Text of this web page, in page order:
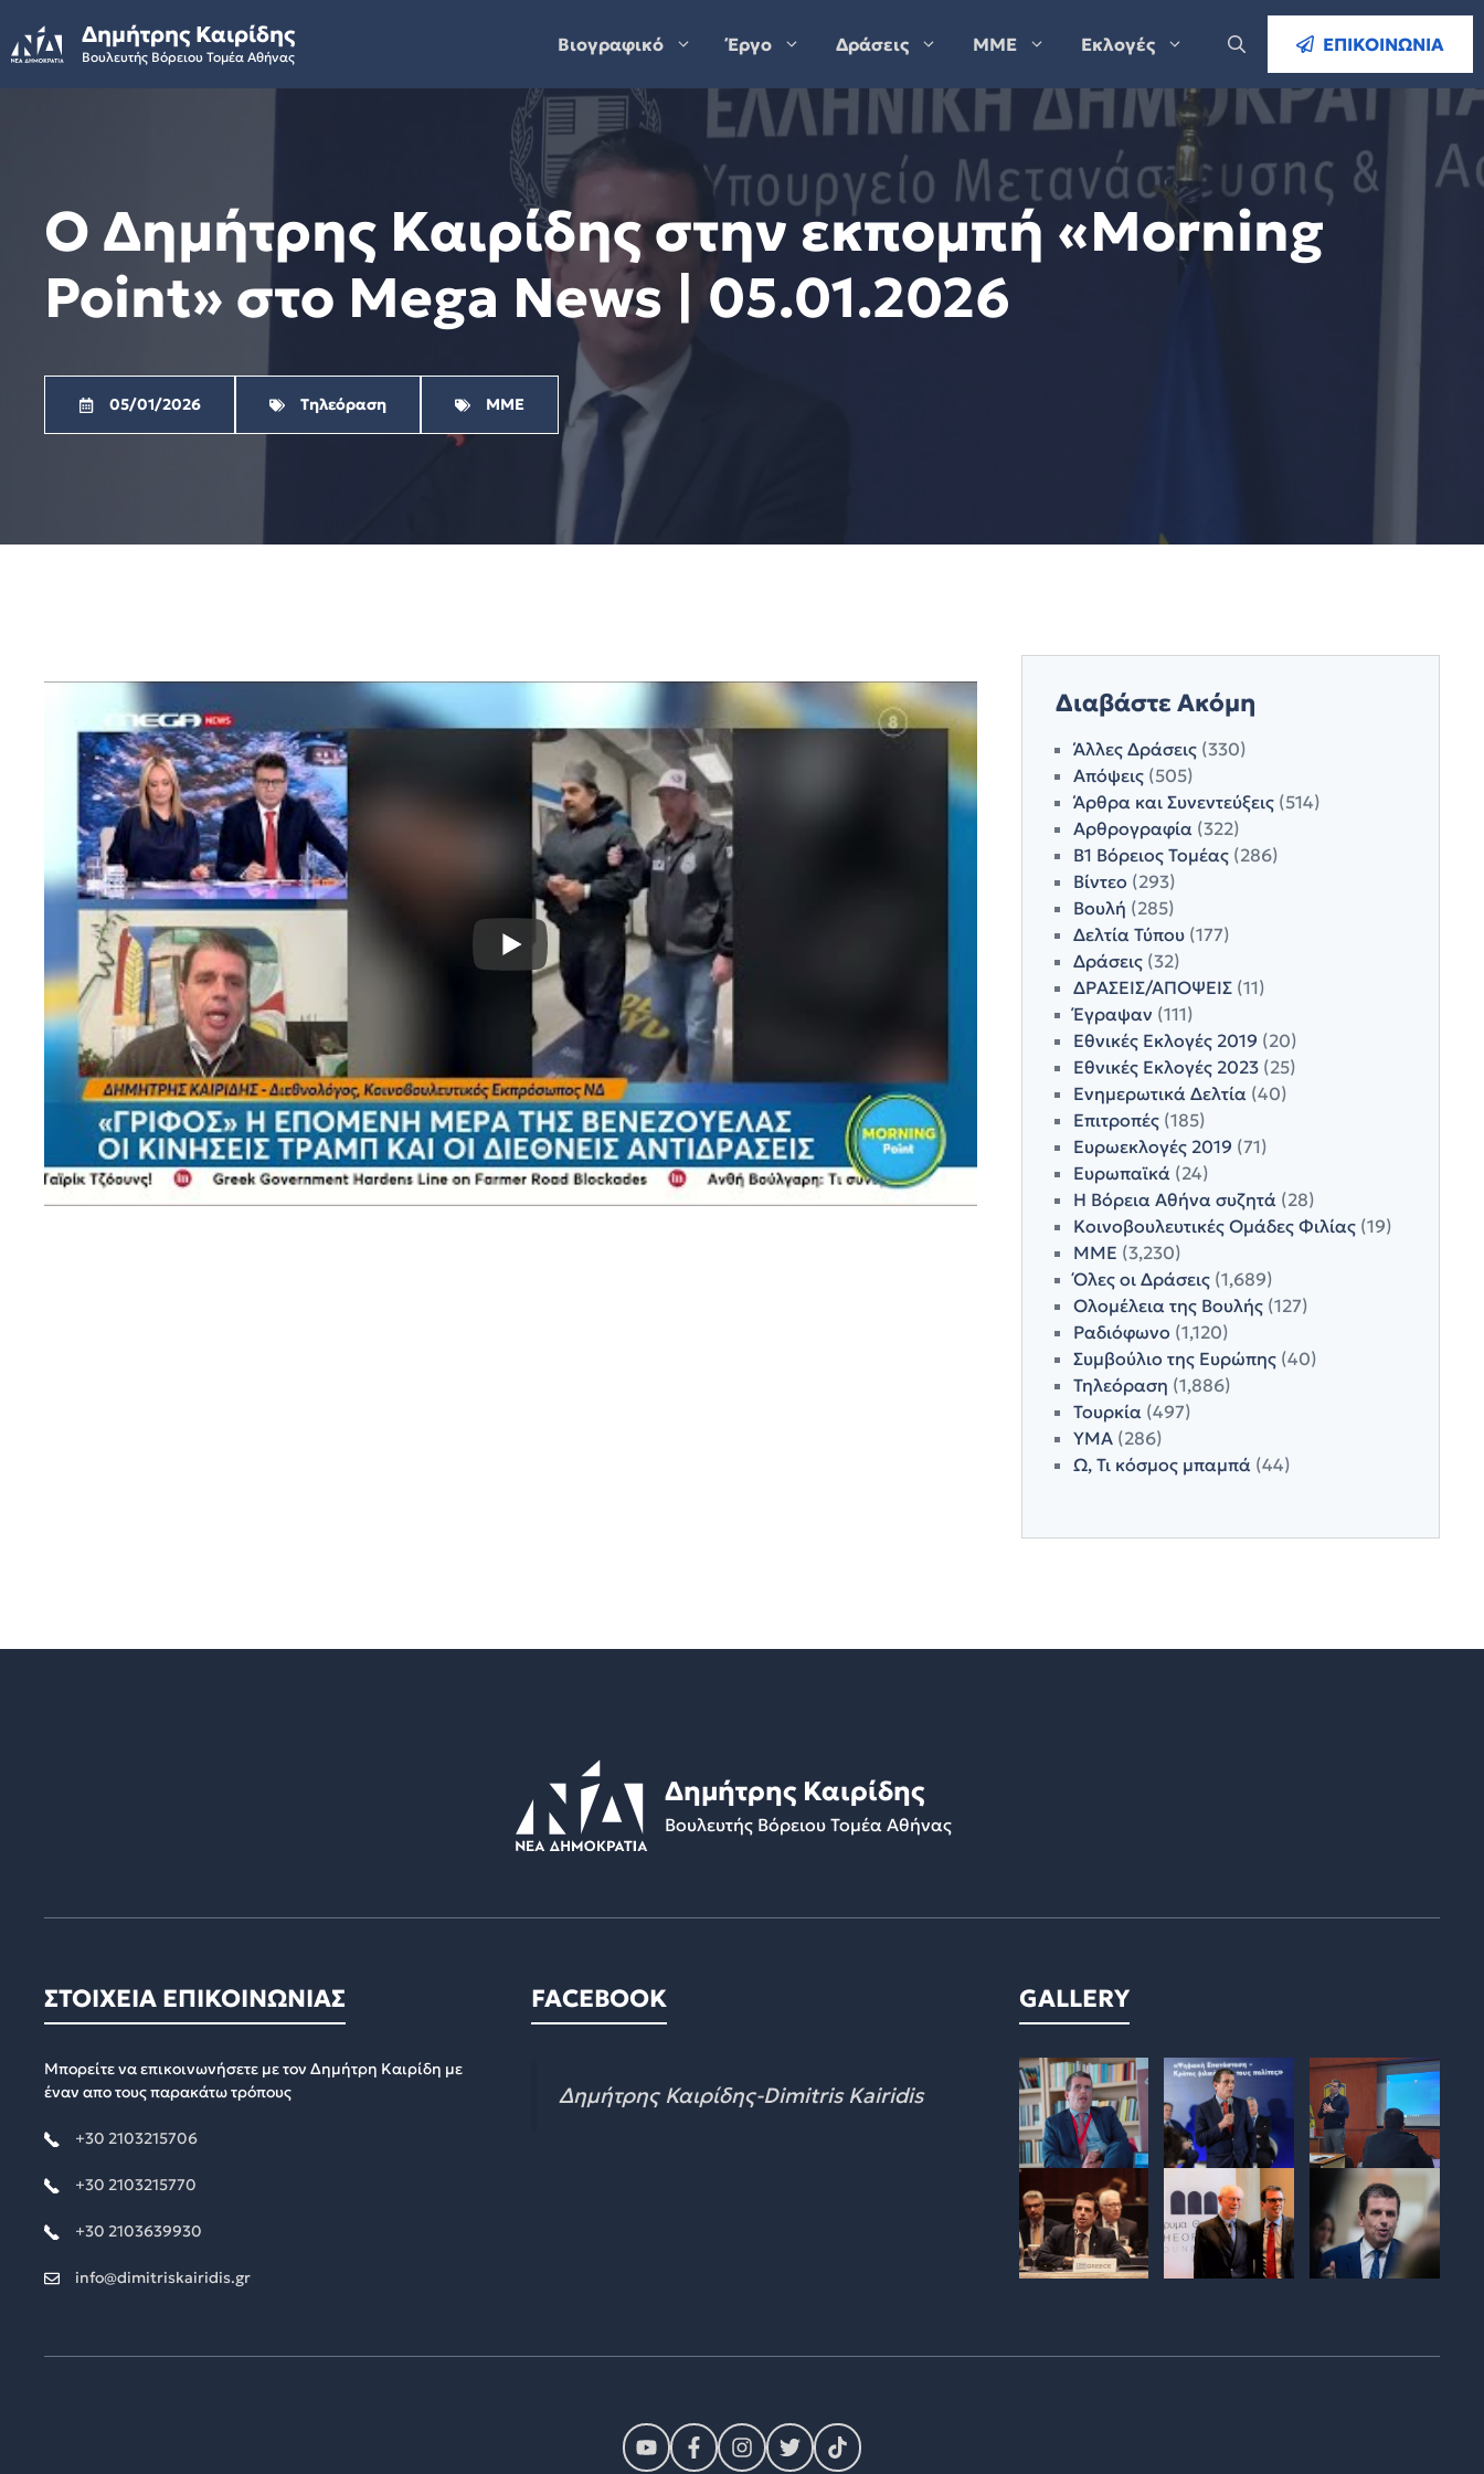
to
content
Δημήτρης Καιρίδης
Βουλευτής Βόρειου Τομέα Αθήνας
Βιογραφικό Έργο Δράσεις ΜΜΕ Εκλογές ΕΠΙΚΟΙΝΩΝΙΑ
Ο Δημήτρης Καιρίδης στην εκπομπή «Morning
Point» στο Mega News | 05.01.2026
05/01/2026 Τηλεόραση ΜΜΕ
Διαβάστε Ακόμη
Άλλες Δράσεις(330)
Απόψεις(505)
Άρθρα και Συνεντεύξεις(514)
Αρθρογραφία(322)
Β1 Βόρειος Τομέας(286)
Βίντεο (293)
Βουλή (285)
Δελτία Τύπου(177)
Δράσεις(32)
ΔΡΑΣΕΙΣ/ΑΠΟΨΕΙΣ(11)
Έγραψαν (111)
Εθνικές Εκλογές 2019 (20)
Εθνικές Εκλογές 2023(25)
Ενημερωτικά Δελτία(40)
Επιτροπές(185)
Ευρωεκλογές 2019 (71)
Ευρωπαϊκά(24)
Η Βόρεια Αθήνα συζητά(28)
Κοινοβουλευτικές Ομάδες Φιλίας(19)
ΜΜΕ (3,230)
Όλες οι Δράσεις(1,689)
Ολομέλεια της Βουλής(127)
Ραδιόφωνο (1,120)
Συμβούλιο της Ευρώπης(40)
Τηλεόραση (1,886)
Τουρκία(497)
ΥΜΑ(286)
Ω, Τι κόσμος μπαμπά(44)
Δημήτρης Καιρίδης
Βουλευτής Βόρειου Τομέα Αθήνας
ΣΤΟΙΧΕΙΑ ΕΠΙΚΟΙΝΩΝΙΑΣ
Μπορείτε να επικοινωνήσετε με τον Δημήτρη Καιρίδη με
έναν απο τους παρακάτω τρόπους
+30 2103215706
+30 2103215770
+30 2103639930
info@dimitriskairidis.gr
FACEBOOK
Δημήτρης Καιρίδης-Dimitris Kairidis
GALLERY